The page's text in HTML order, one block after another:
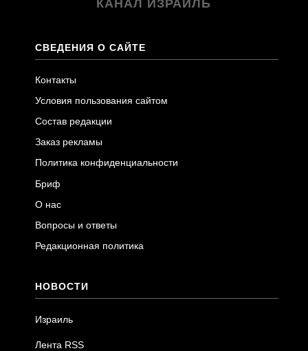
КАНАЛ ИЗРАИЛЬ
СВЕДЕНИЯ О САЙТЕ
Контакты
Условия пользования сайтом
Состав редакции
Заказ рекламы
Политика конфиденциальности
Бриф
О нас
Вопросы и ответы
Редакционная политика
НОВОСТИ
Израиль
Лента RSS